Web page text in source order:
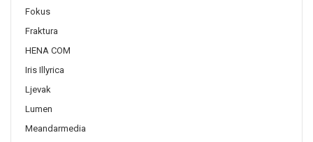
Fokus
Fraktura
HENA COM
Iris Illyrica
Ljevak
Lumen
Meandarmedia